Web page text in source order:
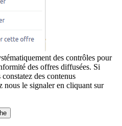
des contrôles pour
des offres diffusées. Si
des contenus
nous le signaler en cliquant sur